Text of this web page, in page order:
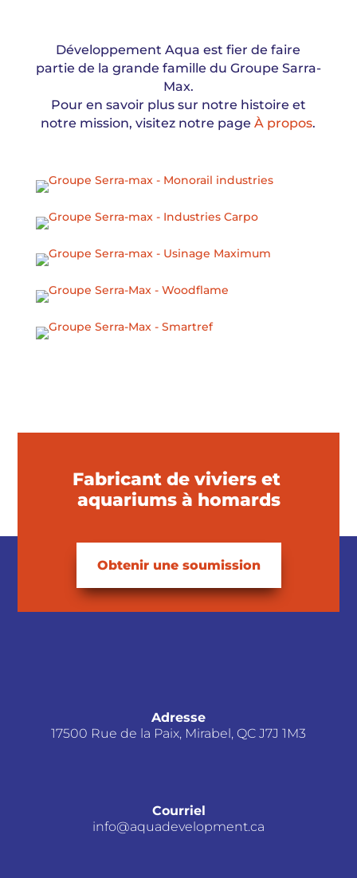
Développement Aqua est fier de faire
partie de la grande famille du Groupe Sarra-
Max.
Pour en savoir plus sur notre histoire et
notre mission, visitez notre pageÀ propos.
Fabricant de viviers et
aquariums à homards
Obtenir une soumission
Adresse
17500 Rue de la Paix, Mirabel, QC J7J 1M3
Courriel
info@aquadevelopment.ca